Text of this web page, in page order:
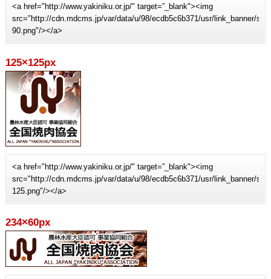
<a href="http://www.yakiniku.or.jp/" target=”_blank"><img
src="http://cdn.mdcms.jp/var/data/u/98/ecdb5c6b371/usr/link_banner/
90.png"/></a>
125×125px
<a href="http://www.yakiniku.or.jp/" target=”_blank"><img
src="http://cdn.mdcms.jp/var/data/u/98/ecdb5c6b371/usr/link_banner/
125.png"/></a>
234×60px